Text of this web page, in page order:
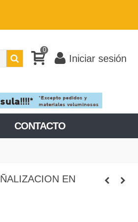
0
Iniciar sesión
CONTACTO
EN